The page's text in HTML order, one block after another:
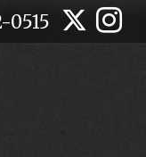
0515